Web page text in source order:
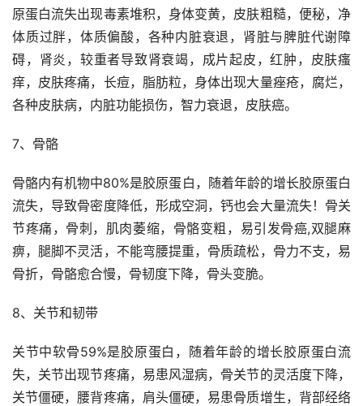
原蛋白流失出现毒素堆积，身体变黄，皮肤粗糙，便秘，净
体质过胖，体质偏酸，各种内脏衰退，肾脏与脾脏代谢障
碍，肾炎，较重者导致肾衰竭，成片起皮，红肿，皮肤瘙
痒，皮肤疼痛，长痘，脂肪粒，身体出现大量痤疮，腐烂，
各种皮肤病，内脏功能损伤，智力衰退，皮肤癌。
7、骨骼
骨骼内有机物中80%是胶原蛋白，随着年龄的增长胶原蛋白
流失，导致骨密度降低，形成空洞，钙也会大量流失！骨关
节疼痛，骨刺，肌肉萎缩，骨骼变粗，易引发骨癌,双腿麻
痹，腿脚不灵活，不能弯腰提重，骨质疏松，骨力不支，易
骨折，骨骼愈合慢，骨韧度下降，骨头变脆。
8、关节和韧带
关节中软骨59%是胶原蛋白，随着年龄的增长胶原蛋白流
失，关节出现节疼痛，易患风湿病，骨关节的灵活度下降，
关节僵硬，腰背疼痛，肩头僵硬，易患骨质增生，背部经络